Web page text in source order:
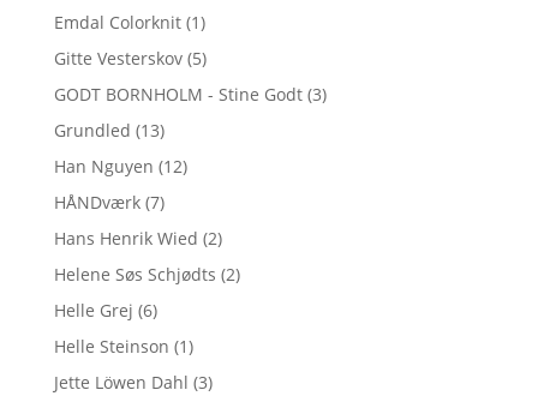
Emdal Colorknit (1)
Gitte Vesterskov (5)
GODT BORNHOLM - Stine Godt (3)
Grundled (13)
Han Nguyen (12)
HÅNDværk (7)
Hans Henrik Wied (2)
Helene Søs Schjødts (2)
Helle Grej (6)
Helle Steinson (1)
Jette Löwen Dahl (3)